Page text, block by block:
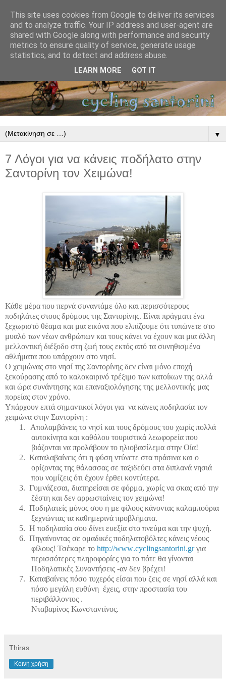
▼
7 Λόγοι για να κάνεις ποδήλατο στην
Σαντορίνη τον Χειμώνα!
Κάθε μέρα που περνά συναντάμε όλο και περισσότερους
ποδηλάτες στους δρόμους της Σαντορίνης. Είναι πράγματι ένα
ξεχωριστό θέαμα και μια εικόνα που ελπίζουμε ότι τυπώνετε στο
μυαλό των νέων ανθρώπων και τους κάνει να έχουν και μια άλλη
μελλοντική διέξοδο στη ζωή τους εκτός από τα συνηθισμένα
αθλήματα που υπάρχουν στο νησί.
Ο χειμώνας στο νησί της Σαντορίνης δεν είναι μόνο εποχή
ξεκούρασης από το καλοκαιρινό τρέξιμο των κατοίκων της αλλά
και ώρα συνάντησης και επαναξιολόγησης της μελλοντικής μας
πορείας στον χρόνο.
Υπάρχουν επτά σημαντικοί λόγοι για να κάνεις ποδηλασία τον
χειμώνα στην Σαντορίνη :
1.
Απολαμβάνεις το νησί και τους δρόμους του χωρίς πολλά
αυτοκίνητα και καθόλου τουριστικά λεωφορεία που
βιάζονται να προλάβουν το ηλιοβασίλεμα στην Οία!
2. Καταλαβαίνεις ότι η φύση ντύνετε στα πράσινα και ο
ορίζοντας της θάλασσας σε ταξιδεύει στα διπλανά νησιά
που νομίζεις ότι έχουν έρθει κοντύτερα.
3. Γυμνάζεσαι, διατηρείσαι σε φόρμα, χωρίς να σκας από την
ζέστη και δεν αρρωσταίνεις τον χειμώνα!
4. Ποδηλατείς μόνος σου η με φίλους κάνοντας καλαμπούρια
ξεχνώντας τα καθημερινά προβλήματα.
5. Η ποδηλασία σου δίνει ευεξία στο πνεύμα και την ψυχή.
6. Πηγαίνοντας σε ομαδικές ποδηλατοβόλτες κάνεις νέους
φίλους! Τσέκαρε το http://www.cyclingsantorini.grγια
περισσότερες πληροφορίες για το πότε θα γίνονται
Ποδηλατικές Συναντήσεις -αν δεν βρέχει!
7. Καταβαίνεις πόσο τυχερός είσαι που ζεις σε νησί αλλά και
πόσο μεγάλη ευθύνη έχεις, στην προστασία του
περιβάλλοντος .
Νταβαρίνος Κωνσταντίνος.
Thiras
Κοινή χρήση
This site uses cookies from Google to deliver its services
and to analyze traffic. Your IP address and user-agent are
shared with Google along with performance and security
metrics to ensure quality of service, generate usage
statistics, and to detect and address abuse.
LEARN MORE GOT IT